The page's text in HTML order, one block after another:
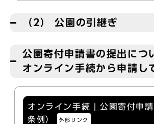
（2） 公園の引継ぎ
公園寄付申請書の提出につ
オンライン手続から申請し
オンライン手続 | 公園寄付申
条例）
外部リンク